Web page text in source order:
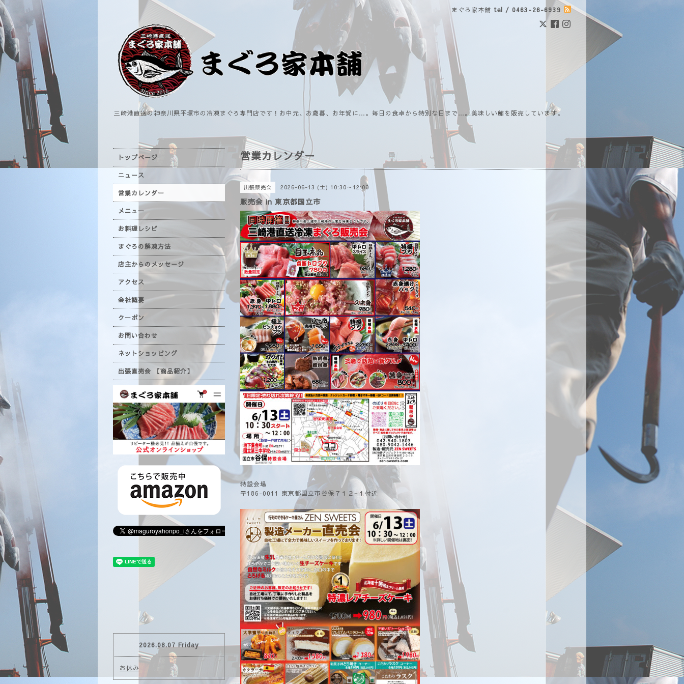
まぐろ家本舗 tel / 0463-26-6939
三崎港直送の神奈川県平塚市の冷凍まぐろ専門店です！お中元、お歳暮、お年賀に…。毎日の食卓から特別な日まで…。美味しい鮪を販売しています。
営業カレンダー
出張販売会 2026-06-13 (土) 10:30～12:00
販売会 in 東京都国立市
特設会場
〒186-0011 東京都国立市谷保７１２−１付近
トップページ
ニュース
営業カレンダー
メニュー
お料理レシピ
まぐろの解凍方法
店主からのメッセージ
アクセス
会社概要
クーポン
お問い合わせ
ネットショッピング
出張直売会 【商品紹介】
2026.08.07 Friday
お休み